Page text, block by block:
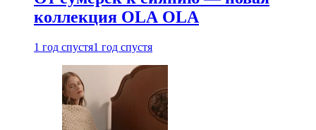
коллекция OLA OLA
1 год спустя1 год спустя